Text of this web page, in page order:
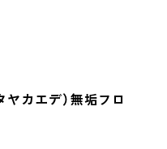
ヤカエデ）無垢フロ